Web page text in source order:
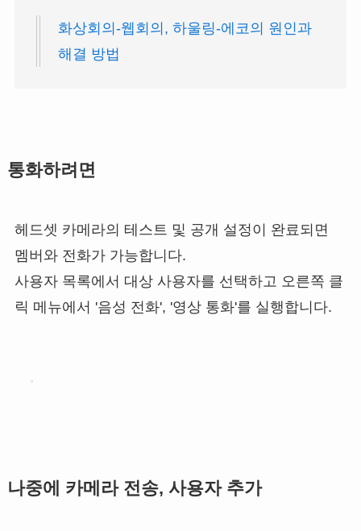
화상회의-웹회의, 하울링-에코의 원인과
해결 방법
통화하려면
헤드셋 카메라의 테스트 및 공개 설정이 완료되면
멤버와 전화가 가능합니다.
사용자 목록에서 대상 사용자를 선택하고 오른쪽 클
릭 메뉴에서 '음성 전화', '영상 통화'를 실행합니다.
나중에 카메라 전송, 사용자 추가